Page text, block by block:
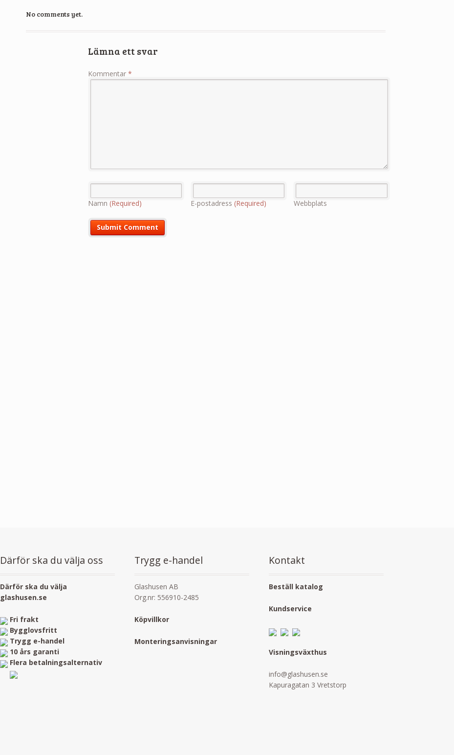
No comments yet.
Lämna ett svar
Kommentar*
Namn(Required) E-postadress(Required) Webbplats
Därför ska du välja oss
Därför ska du välja
glashusen.se
Fri frakt
Bygglovsfritt
Trygg e-handel
10 års garanti
Flera betalningsalternativ
Trygg e-handel
Glashusen AB
Org.nr: 556910-2485
Köpvillkor
Monteringsanvisningar
Kontakt
Beställ katalog
Kundservice
Visningsväxthus
info@glashusen.se
Kapuragatan 3 Vretstorp